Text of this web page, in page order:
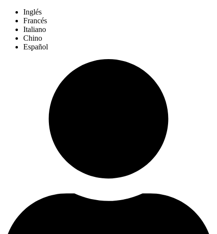
Inglés
Francés
Italiano
Chino
Español